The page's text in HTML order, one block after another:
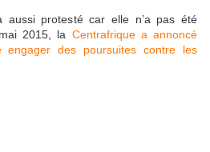
aussi protesté car elle n’a pas été
2015, la Centrafrique a annoncé
engager des poursuites contre les